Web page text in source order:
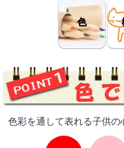
色
色彩を通して表れる子供の